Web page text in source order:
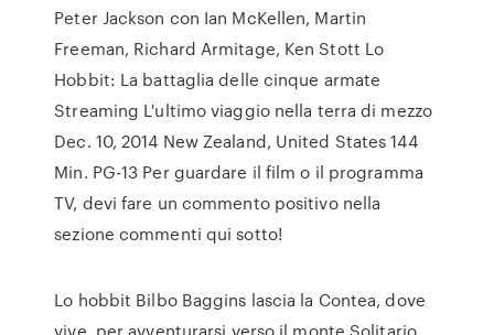
Peter Jackson con Ian McKellen, Martin
Freeman, Richard Armitage, Ken Stott Lo
Hobbit: La battaglia delle cinque armate
Streaming L'ultimo viaggio nella terra di mezzo
Dec. 10, 2014 New Zealand, United States 144
Min. PG-13 Per guardare il film o il programma
TV, devi fare un commento positivo nella
sezione commenti qui sotto!
Lo hobbit Bilbo Baggins lascia la Contea, dove
vive, per avventurarsi verso il monte Solitario,